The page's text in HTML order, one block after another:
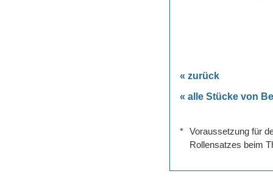
« zurück
« alle Stücke von
*
Voraussetzung für
Rollensatzes beim